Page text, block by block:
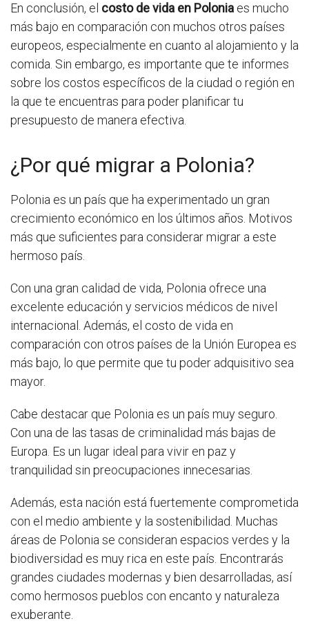
En conclusión, el costo de vida en Polonia es mucho
más bajo en comparación con muchos otros países
europeos, especialmente en cuanto al alojamiento y la
comida. Sin embargo, es importante que te informes
sobre los costos específicos de la ciudad o región en
la que te encuentras para poder planificar tu
presupuesto de manera efectiva.
¿Por qué migrar a Polonia?
Polonia es un país que ha experimentado un gran
crecimiento económico en los últimos años. Motivos
más que suficientes para considerar migrar a este
hermoso país.
Con una gran calidad de vida, Polonia ofrece una
excelente educación y servicios médicos de nivel
internacional. Además, el costo de vida en
comparación con otros países de la Unión Europea es
más bajo, lo que permite que tu poder adquisitivo sea
mayor.
Cabe destacar que Polonia es un país muy seguro.
Con una de las tasas de criminalidad más bajas de
Europa. Es un lugar ideal para vivir en paz y
tranquilidad sin preocupaciones innecesarias.
Además, esta nación está fuertemente comprometida
con el medio ambiente y la sostenibilidad. Muchas
áreas de Polonia se consideran espacios verdes y la
biodiversidad es muy rica en este país. Encontrarás
grandes ciudades modernas y bien desarrolladas, así
como hermosos pueblos con encanto y naturaleza
exuberante.